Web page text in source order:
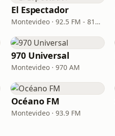
El Espectador
Montevideo · 92.5 FM - 810 AM
970 Universal
Montevideo · 970 AM
Océano FM
Montevideo · 93.9 FM